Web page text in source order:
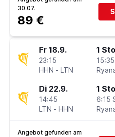
30.07.
89 €
Fr 18.9.
23:15
HHN - LTN
1
Di 22.9.
14:45
LTN - HHN
1
6:15
Angebot gefunden am